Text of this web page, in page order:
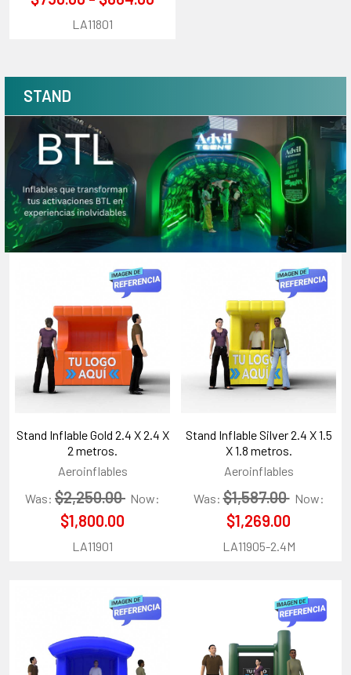
LA11801
STAND
Stand Inflable Gold 2.4 X 2.4 X
2 metros.
Aeroinflables
Was: $2,250.00 Now:
$1,800.00
LA11901
Stand Inflable Silver 2.4 X 1.5
X 1.8 metros.
Aeroinflables
Was: $1,587.00 Now:
$1,269.00
LA11905-2.4M